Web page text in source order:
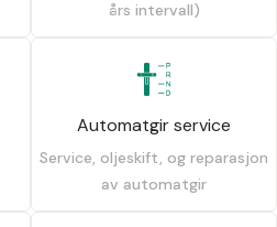
års intervall)
Automatgir service
Service, oljeskift, og reparasjon
av automatgir